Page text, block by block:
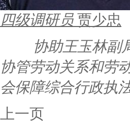
四级调研员 贾少忠
协助王玉林副
协管劳动关系和劳
会保障综合行政执
上一页